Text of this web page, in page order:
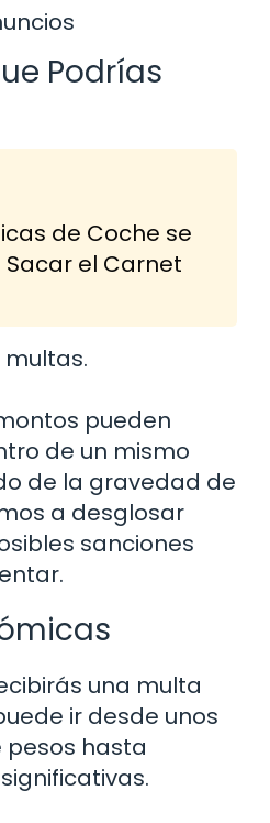
Podrías
de Coche se
el Carnet
pueden
de un mismo
de la gravedad de
a desglosar
sanciones
una multa
ir desde unos
pesos hasta